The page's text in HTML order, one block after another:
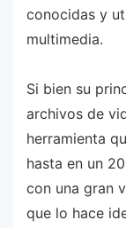
conocidas y
multimedia.
Si bien su
archivos de
herramienta
hasta en un
con una gran
que lo hace